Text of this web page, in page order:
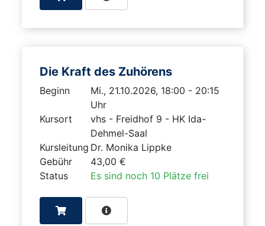
Die Kraft des Zuhörens
Beginn
Mi., 21.10.2026, 18:00 - 20:15
Uhr
Kursort
vhs - Freidhof 9 - HK Ida-
Dehmel-Saal
Kursleitung Dr. Monika Lippke
Gebühr
43,00 €
Status
Es sind noch 10 Plätze frei